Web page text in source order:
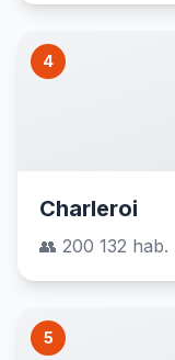
4
Charleroi
👥 200 132 hab.
5